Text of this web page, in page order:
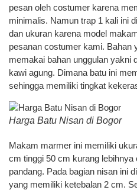
pesan oleh costumer karena
minimalis. Namun trap 1 kali ini
dan ukuran karena model
pesanan costumer kami. Bahan
memakai bahan unggulan yakni
kawi agung. Dimana batu ini
sehingga memiliki tingkat
Harga Batu Nisan di Bogor
Makam marmer ini memiliki
cm tinggi 50 cm kurang
pandang. Pada bagian nisan ini
yang memiliki ketebalan 2 cm.